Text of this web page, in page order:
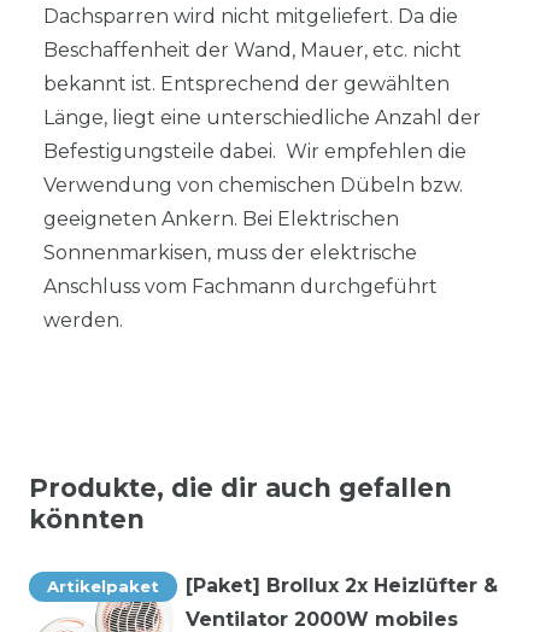
Dachsparren wird nicht mitgeliefert. Da die
Beschaffenheit der Wand, Mauer, etc. nicht
bekannt ist. Entsprechend der gewählten
Länge, liegt eine unterschiedliche Anzahl der
Befestigungsteile dabei. Wir empfehlen die
Verwendung von chemischen Dübeln bzw.
geeigneten Ankern. Bei Elektrischen
Sonnenmarkisen, muss der elektrische
Anschluss vom Fachmann durchgeführt
werden.
Produkte, die dir auch gefallen
könnten
Artikelpaket
[Paket] Brollux 2x Heizlüfter &
Ventilator 2000W mobiles